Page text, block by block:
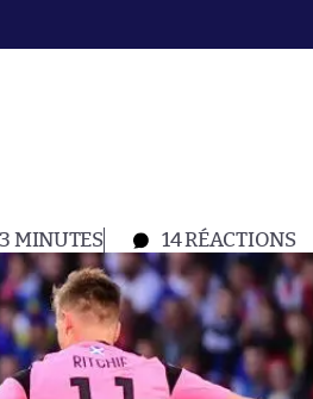
3 MINUTES 14RÉACTIONS